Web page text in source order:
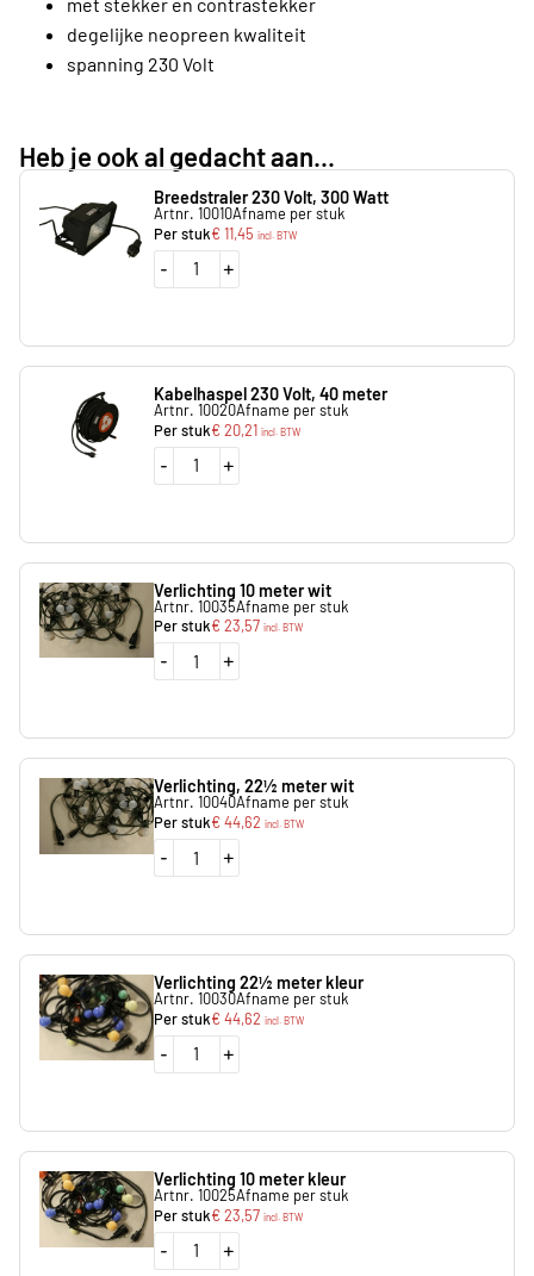
degelijke neopreen kwaliteit
spanning 230 Volt
Heb je ook al gedacht aan...
Breedstraler 230 Volt, 300 Watt
Artnr. 10010Afname per stuk
Per stuk€11,45 incl. BTW
- +
Kabelhaspel 230 Volt, 40 meter
Artnr. 10020Afname per stuk
Per stuk€20,21 incl. BTW
- +
Verlichting 10 meter wit
Artnr. 10035Afname per stuk
Per stuk€23,57 incl. BTW
- +
Verlichting, 22½ meter wit
Artnr. 10040Afname per stuk
Per stuk€44,62 incl. BTW
- +
Verlichting 22½ meter kleur
Artnr. 10030Afname per stuk
Per stuk€44,62 incl. BTW
- +
Verlichting 10 meter kleur
Artnr. 10025Afname per stuk
Per stuk€23,57 incl. BTW
- +